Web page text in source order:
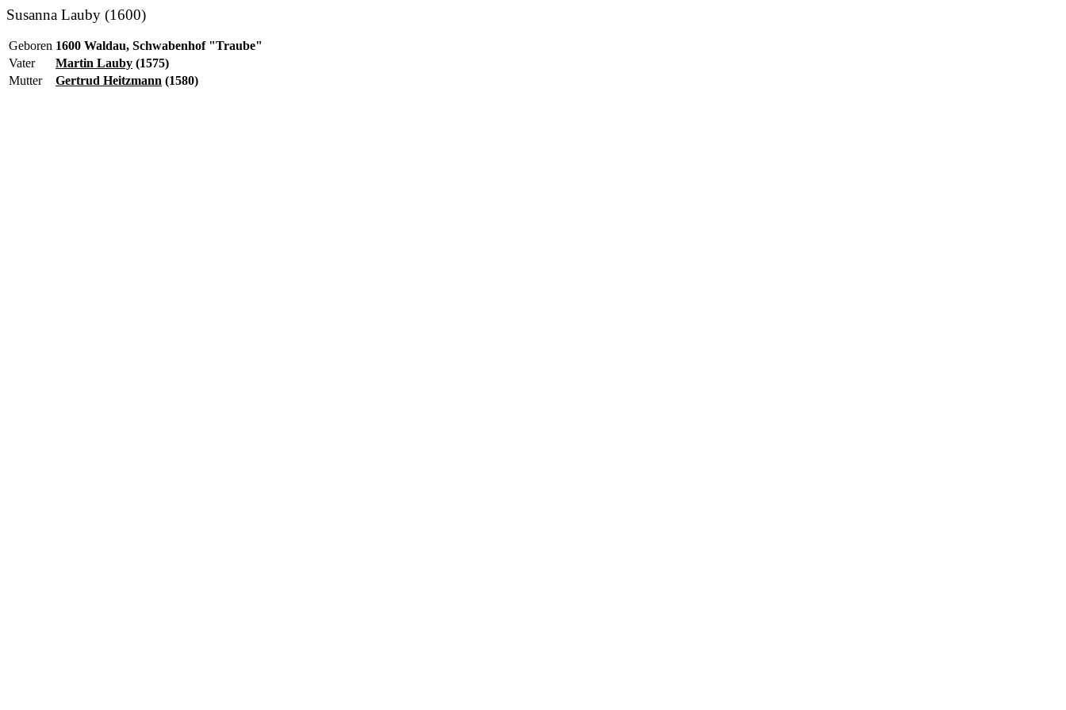
Susanna Lauby (1600)
Geboren 1600 Waldau, Schwabenhof "Traube"
Vater
Martin Lauby (1575)
Mutter
Gertrud Heitzmann (1580)